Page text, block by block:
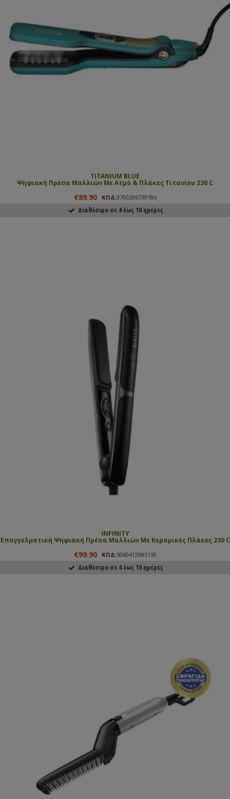
TITANIUM BLUE
Ψηφιακή Πρέσα Μαλλιών Με Ατμό & Πλάκες Τιτανίου 230 C
€89.90 ΚΩΔ:3700206739786
Διαθέσιμο σε 4 έως 10 ημέρες
INFINITY
Επαγγελματική Ψηφιακή Πρέσα Μαλλιών Με Κεραμικές Πλάκες 230 C
€99.90 ΚΩΔ:5060412983150
Διαθέσιμο σε 4 έως 10 ημέρες